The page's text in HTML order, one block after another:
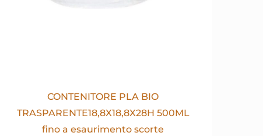
CONTENITORE PLA BIO
TRASPARENTE18,8X18,8X28H 500ML
fino a esaurimento scorte